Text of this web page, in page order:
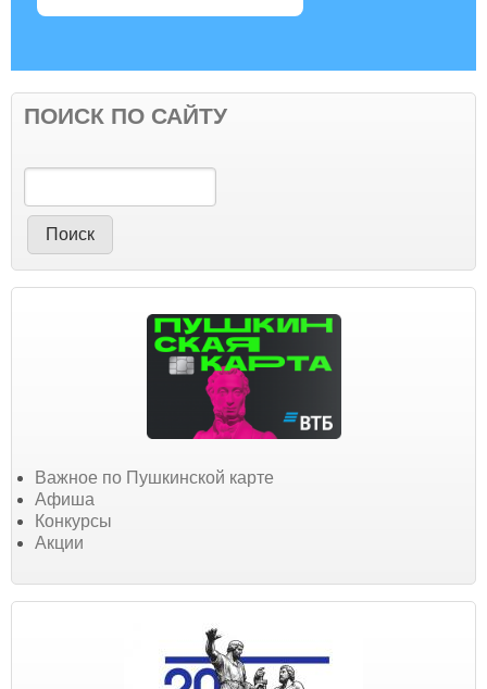
ПОИСК ПО САЙТУ
Поиск
Важное по Пушкинской карте
Афиша
Конкурсы
Акции